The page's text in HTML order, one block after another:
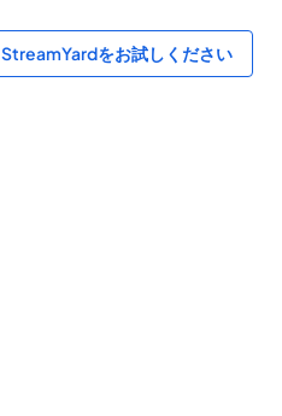
StreamYardをお試しください